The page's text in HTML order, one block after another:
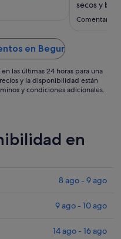
sale de las
del spa."
secos y
Comentario
en Begur
las últimas 24 horas para una
y la disponibilidad están
y condiciones adicionales.
en
8 ago - 9 ago
9 ago - 10 ago
14 ago - 16 ago